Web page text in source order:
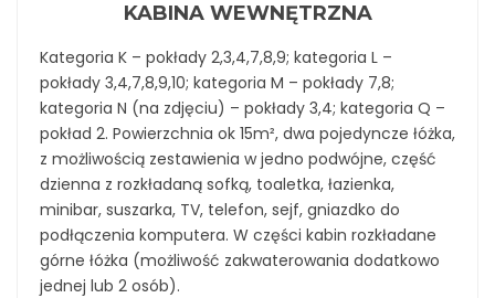
KABINA WEWNĘTRZNA
Kategoria K – pokłady 2,3,4,7,8,9; kategoria L –
pokłady 3,4,7,8,9,10; kategoria M – pokłady 7,8;
kategoria N (na zdjęciu) – pokłady 3,4; kategoria Q –
pokład 2. Powierzchnia ok 15m², dwa pojedyncze łóżka,
z możliwością zestawienia w jedno podwójne, część
dzienna z rozkładaną sofką, toaletka, łazienka,
minibar, suszarka, TV, telefon, sejf, gniazdko do
podłączenia komputera. W części kabin rozkładane
górne łóżka (możliwość zakwaterowania dodatkowo
jednej lub 2 osób).